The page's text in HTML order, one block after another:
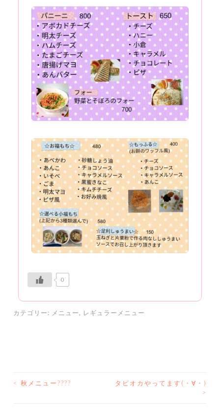
0
カテゴリー: メニュー, レギュラーメニュー
投
< 秋メニュー????
タピオカやってます(・∀・)
>